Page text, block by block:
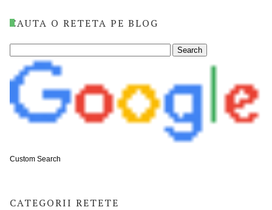
CAUTA O RETETA PE BLOG
Custom Search
CATEGORII RETETE